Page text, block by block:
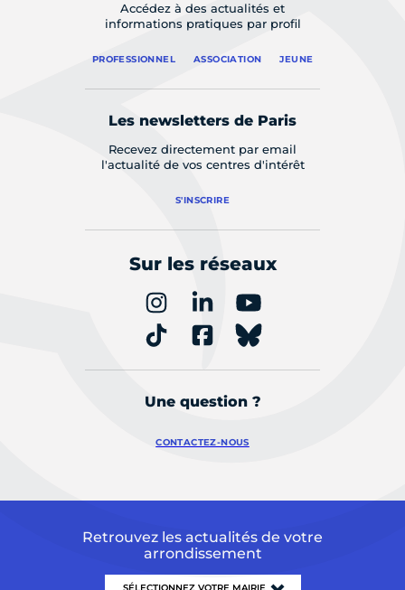
Accédez à des actualités et
informations pratiques par profil
PROFESSIONNEL ASSOCIATION JEUNE
Les newsletters de Paris
Recevez directement par email
l'actualité de vos centres d'intérêt
S'INSCRIRE
Sur les réseaux
Une question ?
CONTACTEZ-NOUS
Retrouvez les actualités de votre
arrondissement